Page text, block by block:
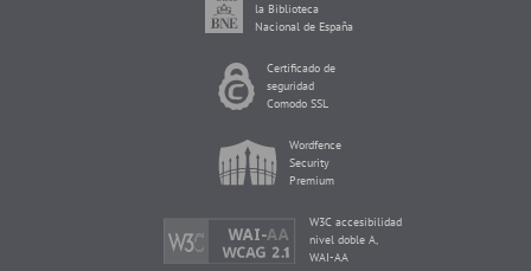
la Biblioteca
Nacional de España
Certificado de
seguridad
Comodo SSL
Wordfence
Security
Premium
W3C accesibilidad
nivel doble A,
WAI-AA